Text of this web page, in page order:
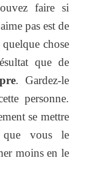
faire si
pas est de
chose
que de
. Gardez-le
personne.
se mettre
que vous le
moins en le